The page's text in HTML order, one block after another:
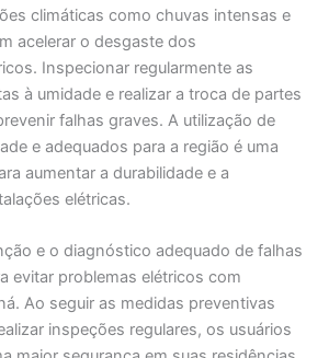
climáticas como chuvas intensas e
acelerar o desgaste dos
Inspecionar regularmente as
à umidade e realizar a troca de partes
falhas graves. A utilização de
e adequados para a região é uma
aumentar a durabilidade e a
elétricas.
e o diagnóstico adequado de falhas
evitar problemas elétricos com
Ao seguir as medidas preventivas
inspeções regulares, os usuários